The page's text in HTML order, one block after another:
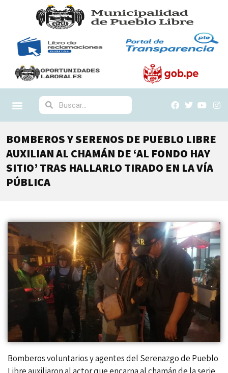
BOMBEROS Y SERENOS DE PUEBLO LIBRE
AUXILIAN AL CHAMÁN DE ‘AL FONDO HAY
SITIO’ TRAS HALLARLO TIRADO EN LA VÍA
PÚBLICA
Bomberos voluntarios y agentes del Serenazgo de Pueblo